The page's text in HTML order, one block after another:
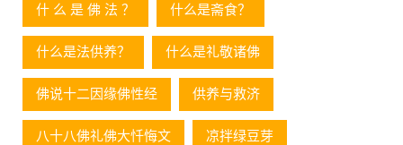
什 么 是 佛 法 ？ 什么是斋食？
什么是法供养？ 什么是礼敬诸佛
佛说十二因缘佛性经 供养与救济
八十八佛礼佛大忏悔文 凉拌绿豆芽